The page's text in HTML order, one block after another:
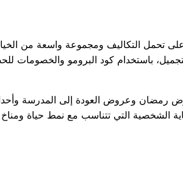
تحمل التكاليف ومجموعة واسعة من
باستخدام كود البرومو
رمضان وعروض العودة إلى المدرسة
الشخصية التي تتناسب مع نمط حياة